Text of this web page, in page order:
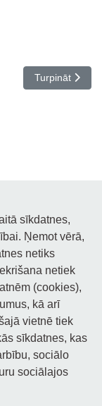
- Novembris 2019
Nākamais
Turpināt
sīkdatnes,
Ņemot vērā,
netiks
netiek
(cookies),
kā arī
vietnē tiek
sīkdatnes, kas
sociālo
sociālajos